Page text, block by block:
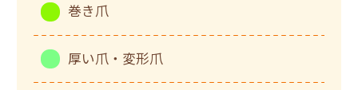
巻き爪
厚い爪・変形爪